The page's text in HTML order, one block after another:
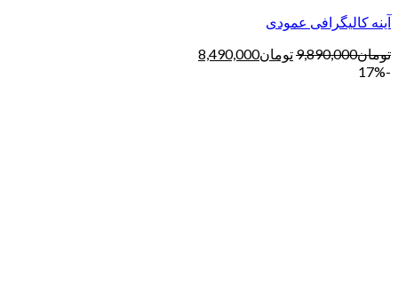
آینه کالیگرافی عمودی
تومان9,890,000تومان8,490,000
-17%